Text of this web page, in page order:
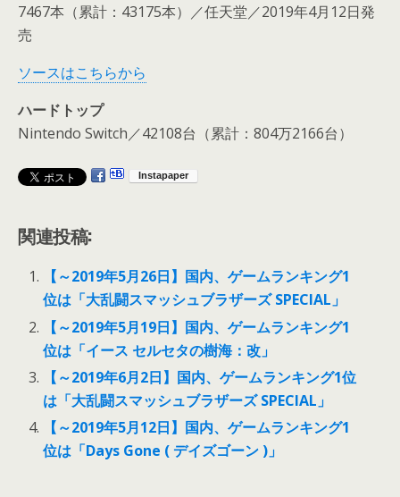
7467本（累計：43175本）／任天堂／2019年4月12日発
売
ソースはこちらから
ハードトップ
Nintendo Switch／42108台（累計：804万2166台）
関連投稿:
【～2019年5月26日】国内、ゲームランキング1
位は「大乱闘スマッシュブラザーズ SPECIAL」
【～2019年5月19日】国内、ゲームランキング1
位は「イース セルセタの樹海：改」
【～2019年6月2日】国内、ゲームランキング1位
は「大乱闘スマッシュブラザーズ SPECIAL」
【～2019年5月12日】国内、ゲームランキング1
位は「Days Gone ( デイズゴーン )」